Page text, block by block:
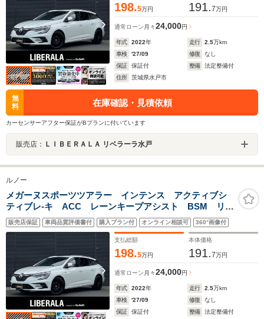
198.5万円 191.7万円
通常ローン 月々24,000円
年式 2022年 走行 2.5万km
車検
'27/09 修復
なし
保証
保証付 整備
法定整備付
住所
茨城県水戸市
無
料
在庫確認・見積依頼
カーセンサーアフター保証がBプランに付いています
販売店： ＬＩＢＥＲＡＬＡ リベラーラ水戸
ルノー
メガーヌスポーツツアラー インテンス アクティブシ
ティブレ-キ ACC レーンキープアシスト BSM リア
ビューカメラ パークセンサー ディスプレイオーディ
オ CarPlay BT USB 半革 シートヒーター LED
ヘッドライト ETC2.0 前後ドラレコ 禁煙車
販売店保証 車両品質評価書付 購入プラン付 オンライン相談可 360°画像付
支払総額
198.5万円
本体価格
191.7万円
通常ローン 月々24,000円
年式 2022年 走行 2.5万km
車検
'27/09 修復
なし
保証
保証付 整備
法定整備付